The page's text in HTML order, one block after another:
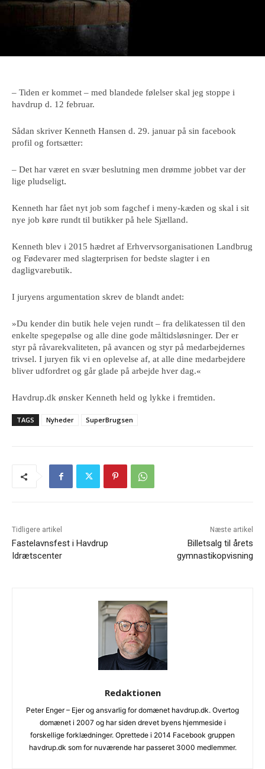
– Tiden er kommet – med blandede følelser skal jeg stoppe i
havdrup d. 12 februar.
Sådan skriver Kenneth Hansen d. 29. januar på sin facebook
profil og fortsætter:
– Det har været en svær beslutning men drømme jobbet var der
lige pludseligt.
Kenneth har fået nyt job som fagchef i meny-kæden og skal i sit
nye job køre rundt til butikker på hele Sjælland.
Kenneth blev i 2015 hædret af Erhvervsorganisationen Landbrug
og Fødevarer med slagterprisen for bedste slagter i en
dagligvarebutik.
I juryens argumentation skrev de blandt andet:
»Du kender din butik hele vejen rundt – fra delikatessen til den
enkelte spegepølse og alle dine gode måltidsløsninger. Der er
styr på råvarekvaliteten, på avancen og styr på medarbejdernes
trivsel. I juryen fik vi en oplevelse af, at alle dine medarbejdere
bliver udfordret og går glade på arbejde hver dag.«
Havdrup.dk ønsker Kenneth held og lykke i fremtiden.
TAGS Nyheder SuperBrugsen
Tidligere artikel
Fastelavnsfest i Havdrup
Idrætscenter
Næste artikel
Billetsalg til årets
gymnastikopvisning
Redaktionen
Peter Enger – Ejer og ansvarlig for domænet havdrup.dk. Overtog
domænet i 2007 og har siden drevet byens hjemmeside i
forskellige forklædninger. Oprettede i 2014 Facebook gruppen
havdrup.dk som for nuværende har passeret 3000 medlemmer.